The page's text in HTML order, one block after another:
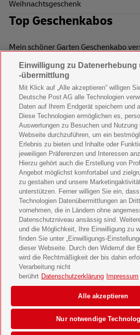
Weihnachtsgeschenk
Top Geschenkabos
Mein schöner Garten Geschenkabo
Wohnen & Garten Geschenkabo
Mein schönes Land Geschenkabo
Bild der Frau Geschenkabo
11 Freunde Geschenkabo verschenken
LEGO Ninjago Magazin Geschenkabo
Brigitte Geschenkabo verschenken
GEOlino Geschenkabo verschenken
Stern Crime Geschenkabo
Welt der Wunder Geschenkabo
GEO Geschenkabo verschenken
Datenschutz &
Einwilligungs-Einstellungen
Einwilligung zu Datenerhebung
-übermittlung
Mit Klick auf „Alle akzeptieren” willigen
Deutsche Post AG alle Technologien
Daten auf Ihrem Endgerät speichern und
Diese Technologien ermöglichen es,
Auswertungen zu Besuchen und Nutzung
Webseite durchzuführen, um ein
Erlebnis zu bieten und Inhalte oder
jeweiligen Präferenzen und Interessen
Hierzu gehört auch die Erstellung von
Angebot möglichst komfortabel und
zu gestalten und unsere
unterstützen. Ferner willigen Sie ein,
Technologien Datenübermittlungen an
vornehmen, die in Ländern ohne
Datenschutzniveau ansässig sind.
und die Möglichkeit, Ihre Einwilligung zu
finden Sie unter „Einwilligungs-
dieser Webseite. Durch den Widerruf der
wird die Rechtmäßigkeit der bis dahin
Verarbeitung nicht
berührt Datenschutzerklärung Impressum
Nur notwendige
Alle akzeptieren